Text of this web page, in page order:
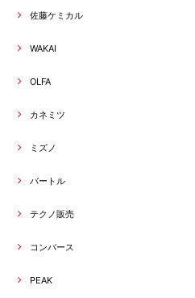
佐藤ケミカル
WAKAI
OLFA
カネミツ
ミズノ
バートル
テクノ販売
コンバース
PEAK